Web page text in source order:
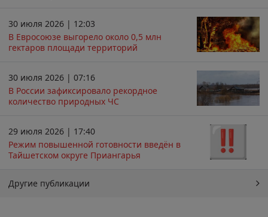
30 июля 2026 | 12:03
В Евросоюзе выгорело около 0,5 млн
гектаров площади территорий
30 июля 2026 | 07:16
В России зафиксировало рекордное
количество природных ЧС
29 июля 2026 | 17:40
Режим повышенной готовности введён в
Тайшетском округе Приангарья
Другие публикации